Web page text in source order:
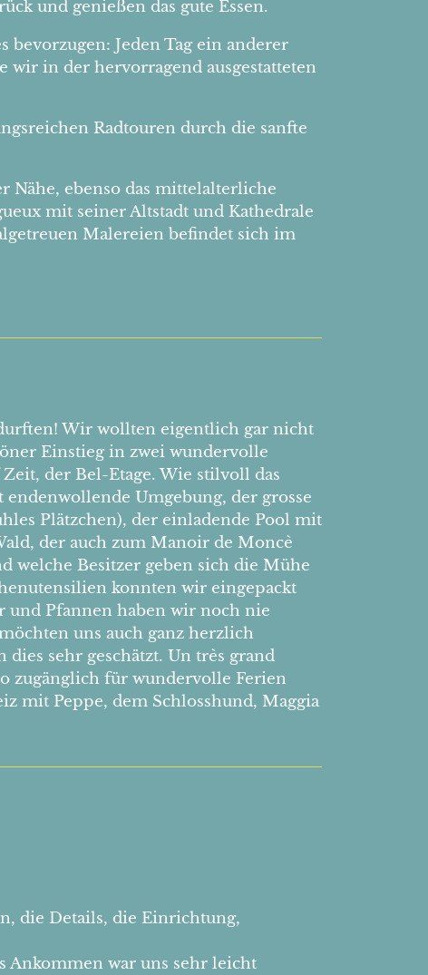
und genießen das gute Essen.
Jeden Tag ein anderer
wir in der hervorragend ausgestatteten
Radtouren durch die sanfte
Nähe, ebenso das mittelalterliche
mit seiner Altstadt und Kathedrale
Malereien befindet sich im
Wir wollten eigentlich gar nicht
Einstieg in zwei wundervolle
der Bel-Etage. Wie stilvoll das
Umgebung, der grosse
Plätzchen), der einladende Pool mit
der auch zum Manoir de Moncè
welche Besitzer geben sich die Mühe
konnten wir eingepackt
und Pfannen haben wir noch nie
uns auch ganz herzlich
sehr geschätzt. Un très grand
zugänglich für wundervolle Ferien
mit Peppe, dem Schlosshund, Maggia
die Details, die Einrichtung,
Ankommen war uns sehr leicht